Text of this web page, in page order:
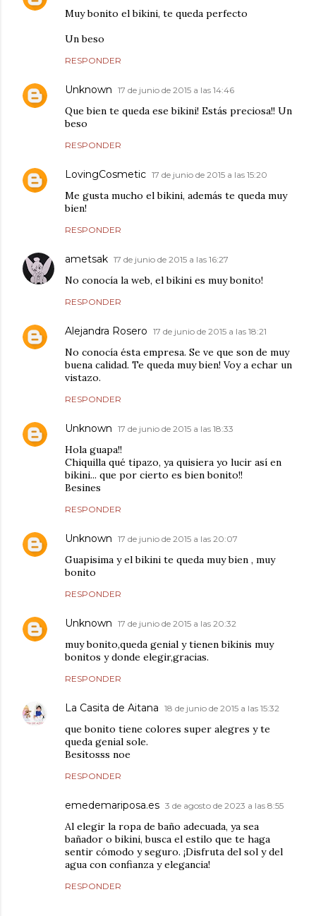
Muy bonito el bikini, te queda perfecto
Un beso
RESPONDER
Unknown 17 de junio de 2015 a las 14:46
Que bien te queda ese bikini! Estás preciosa!! Un
beso
RESPONDER
LovingCosmetic 17 de junio de 2015 a las 15:20
Me gusta mucho el bikini, además te queda muy
bien!
RESPONDER
ametsak 17 de junio de 2015 a las 16:27
No conocía la web, el bikini es muy bonito!
RESPONDER
Alejandra Rosero 17 de junio de 2015 a las 18:21
No conocía ésta empresa. Se ve que son de muy
buena calidad. Te queda muy bien! Voy a echar un
vistazo.
RESPONDER
Unknown 17 de junio de 2015 a las 18:33
Hola guapa!!
Chiquilla qué tipazo, ya quisiera yo lucir así en
bikini... que por cierto es bien bonito!!
Besines
RESPONDER
Unknown 17 de junio de 2015 a las 20:07
Guapisima y el bikini te queda muy bien , muy
bonito
RESPONDER
Unknown 17 de junio de 2015 a las 20:32
muy bonito,queda genial y tienen bikinis muy
bonitos y donde elegir,gracias.
RESPONDER
La Casita de Aitana 18 de junio de 2015 a las 15:32
que bonito tiene colores super alegres y te
queda genial sole.
Besitosss noe
RESPONDER
emedemariposa.es 3 de agosto de 2023 a las 8:55
Al elegir la ropa de baño adecuada, ya sea
bañador o bikini, busca el estilo que te haga
sentir cómodo y seguro. ¡Disfruta del sol y del
agua con confianza y elegancia!
RESPONDER